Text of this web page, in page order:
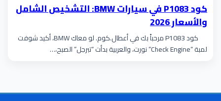
كود P1083 في سيارات BMW: التشخيص الشامل
والأسعار 2026
كود P1083 مرحباً بك في أعطال.كوم. لو معاك BMW، أكيد شوفت
لمبة “Check Engine” نورت، والعربية بدأت “تبرجل” الصبح،…